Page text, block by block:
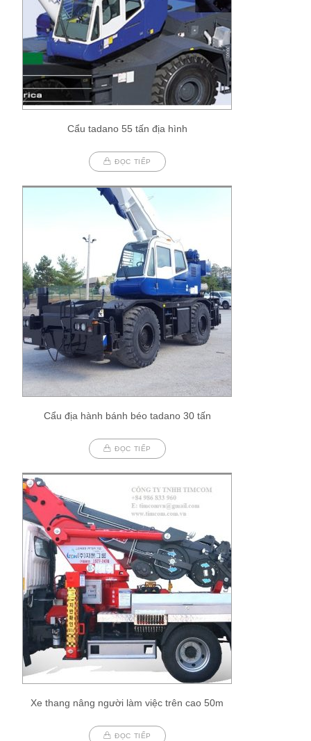
Cẩu tadano 55 tấn địa hình
ĐỌC TIẾP
Cẩu địa hành bánh béo tadano 30 tấn
ĐỌC TIẾP
Xe thang nâng người làm việc trên cao 50m
ĐỌC TIẾP